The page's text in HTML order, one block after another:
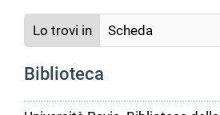
Lo trovi in Scheda
Biblioteca